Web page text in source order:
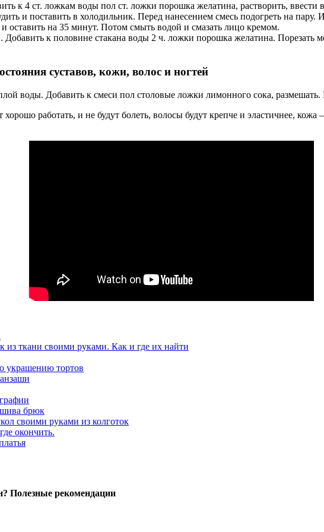
к 4 ст. ложкам воды пол ст. ложки порошка желатина, растворить, ввести
и поставить в холодильник. Перед нанесением смесь подогреть на
оставить на 35 минут. Потом смыть водой и смазать лицо кремом.
к половине стакана воды 2 ч. ложки порошка желатина. Порезать
суставов, кожи, волос и ногтей
воды. Добавить к смеси пол столовые ложки лимонного сока,
работать, и не будут болеть, волосы будут крепче и эластичнее,
из ткани своими руками. Как и где их найти
украшению тортов
брюк
своими руками из колготок
окончить.
Полезные рекомендации